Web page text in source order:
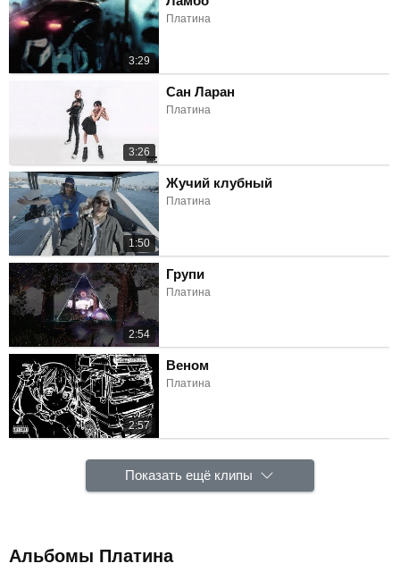
3:29
Платина
3:26
Сан Ларан
Платина
1:50
Жучий клубный
Платина
2:54
Групи
Платина
2:57
Веном
Платина
Показать ещё клипы
Альбомы Платина